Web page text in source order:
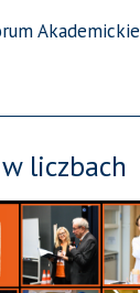
Akademickie
liczbach